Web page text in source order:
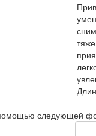
следующей